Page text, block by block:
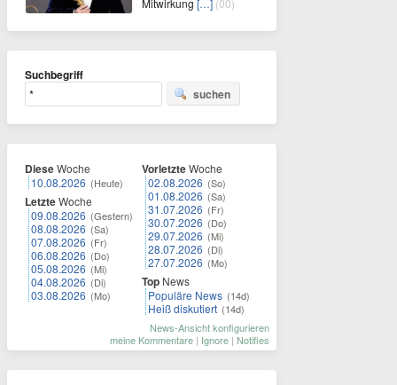
Mitwirkung […] (00)
Suchbegriff
suchen
DieseWoche
10.08.2026 (Heute)
LetzteWoche
09.08.2026 (Gestern)
08.08.2026 (Sa)
07.08.2026 (Fr)
06.08.2026 (Do)
05.08.2026 (Mi)
04.08.2026 (Di)
03.08.2026 (Mo)
VorletzteWoche
02.08.2026 (So)
01.08.2026 (Sa)
31.07.2026 (Fr)
30.07.2026 (Do)
29.07.2026 (Mi)
28.07.2026 (Di)
27.07.2026 (Mo)
Top News
Populäre News (14d)
Heiß diskutiert (14d)
News-Ansicht konfigurieren
meine Kommentare | Ignore | Notifies